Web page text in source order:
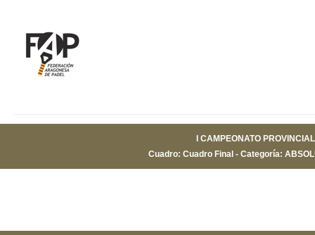
I CAMPEONATO
Cuadro: Cuadro Final - Categoría: